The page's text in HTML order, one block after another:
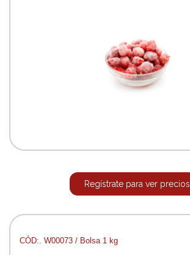
Regístrate para ver precios
CÓD:. W00073 / Bolsa 1 kg